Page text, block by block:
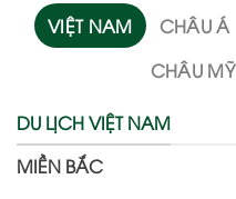
VIỆT NAM CHÂU Á
CHÂU MỸ
DU LỊCH VIỆT NAM
MIỀN BẮC